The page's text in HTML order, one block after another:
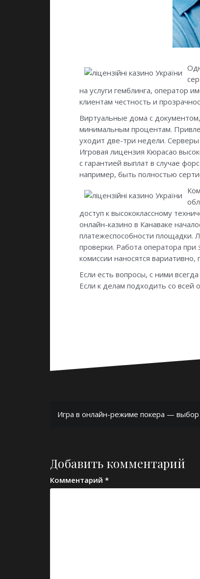
на услуги гемблинга, оператор
клиентам честность и
Виртуальные дома с
минимальным процентам.
уходит две-три недели.
Игровая лицензия Кюрасао
с гарантией выплат в случае
например, быть полностью
доступ к высококлассному
онлайн-казино в Канаваке
платежеспособности площадки.
проверки. Работа оператора при
комиссии наносятся
Если есть вопросы, с ними
Если к делам подходить со всей
Навигация
по
Игра в онлайн-режиме покера —
Добавить комментарий
Комментарий *